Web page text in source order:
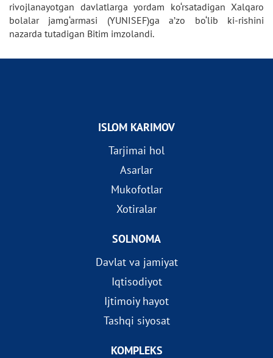
rivojlanayotgan davlatlarga yordam ko‘rsatadigan Xalqaro
bolalar jamg‘armasi (YUNISEF)ga a’zo bo‘lib ki-rishini
nazarda tutadigan Bitim imzolandi.
ISLOM KARIMOV
Tarjimai hol
Asarlar
Mukofotlar
Xotiralar
SOLNOMA
Davlat va jamiyat
Iqtisodiyot
Ijtimoiy hayot
Tashqi siyosat
KOMPLEKS